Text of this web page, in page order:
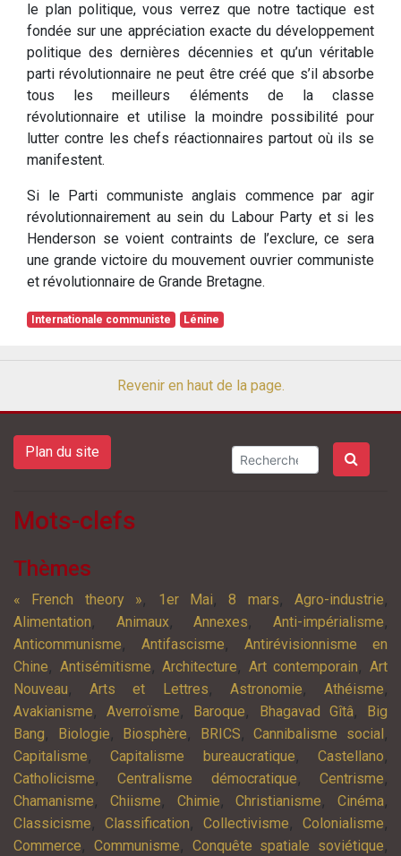
le plan politique, vous verrez que notre tactique est
fondée sur une appréciation exacte du développement
politique des dernières décennies et qu’un véritable
parti révolutionnaire ne peut être créé que s’il absorbe
tous les meilleurs éléments de la classe
révolutionnaire et utilise la moindre possibilité pour
lutter contre les chefs réactionnaires partout où ils se
manifestent.
Si le Parti communiste anglais commence par agir
révolutionnairement au sein du Labour Party et si les
Henderson se voient contraints de l’exclure, ce sera
une grande victoire du mouvement ouvrier communiste
et révolutionnaire de Grande Bretagne.
Internationale communiste Lénine
Revenir en haut de la page.
Plan du site
Mots-clefs
Thèmes
« French theory », 1er Mai,8 mars, Agro-industrie,
Alimentation, Animaux,Annexes,Anti-impérialisme,
Anticommunisme, Antifascisme, Antirévisionnisme en
Chine, Antisémitisme,Architecture, Art contemporain,Art
Nouveau,Arts et Lettres, Astronomie,Athéisme,
Avakianisme,Averroïsme, Baroque, Bhagavad Gîtâ,
Big
Bang, Biologie, Biosphère, BRICS,Cannibalisme social ,
Capitalisme,Capitalisme bureaucratique,Castellano,
Catholicisme,Centralisme démocratique,Centrisme,
Chamanisme, Chiisme, Chimie,Christianisme, Cinéma,
Classicisme, Classification, Collectivisme, Colonialisme,
Commerce, Communisme, Conquête spatiale soviétique,